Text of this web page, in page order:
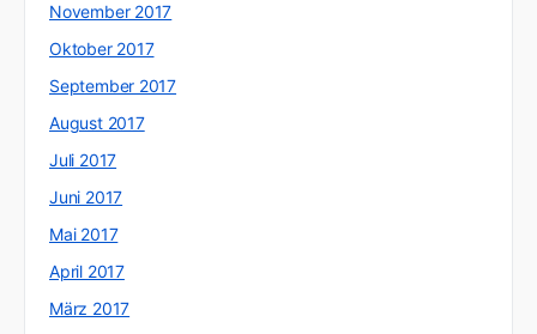
November 2017
Oktober 2017
September 2017
August 2017
Juli 2017
Juni 2017
Mai 2017
April 2017
März 2017